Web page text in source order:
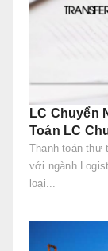
LC Chuyển
Toán LC
Thanh toán thư
với ngành
loại...